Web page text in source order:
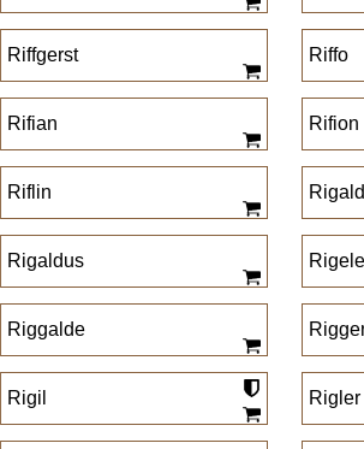
Riffgerst Riffo
Rifian Rifion
Riflin Rigald
Rigaldus
Riggalde
Rigil Rigler